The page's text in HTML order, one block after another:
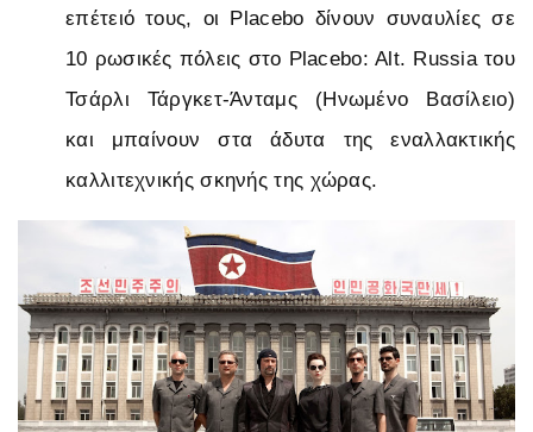
επέτειό τους, οι Placebo δίνουν συναυλίες σε
10 ρωσικές πόλεις στο Placebo: Alt. Russia του
Τσάρλι Τάργκετ-Άνταμς (Ηνωμένο Βασίλειο)
και μπαίνουν στα άδυτα της εναλλακτικής
καλλιτεχνικής σκηνής της χώρας.